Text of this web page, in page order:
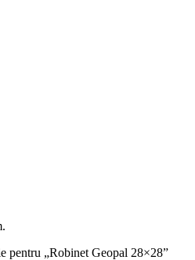
pentru „Robinet Geopal 28×28”